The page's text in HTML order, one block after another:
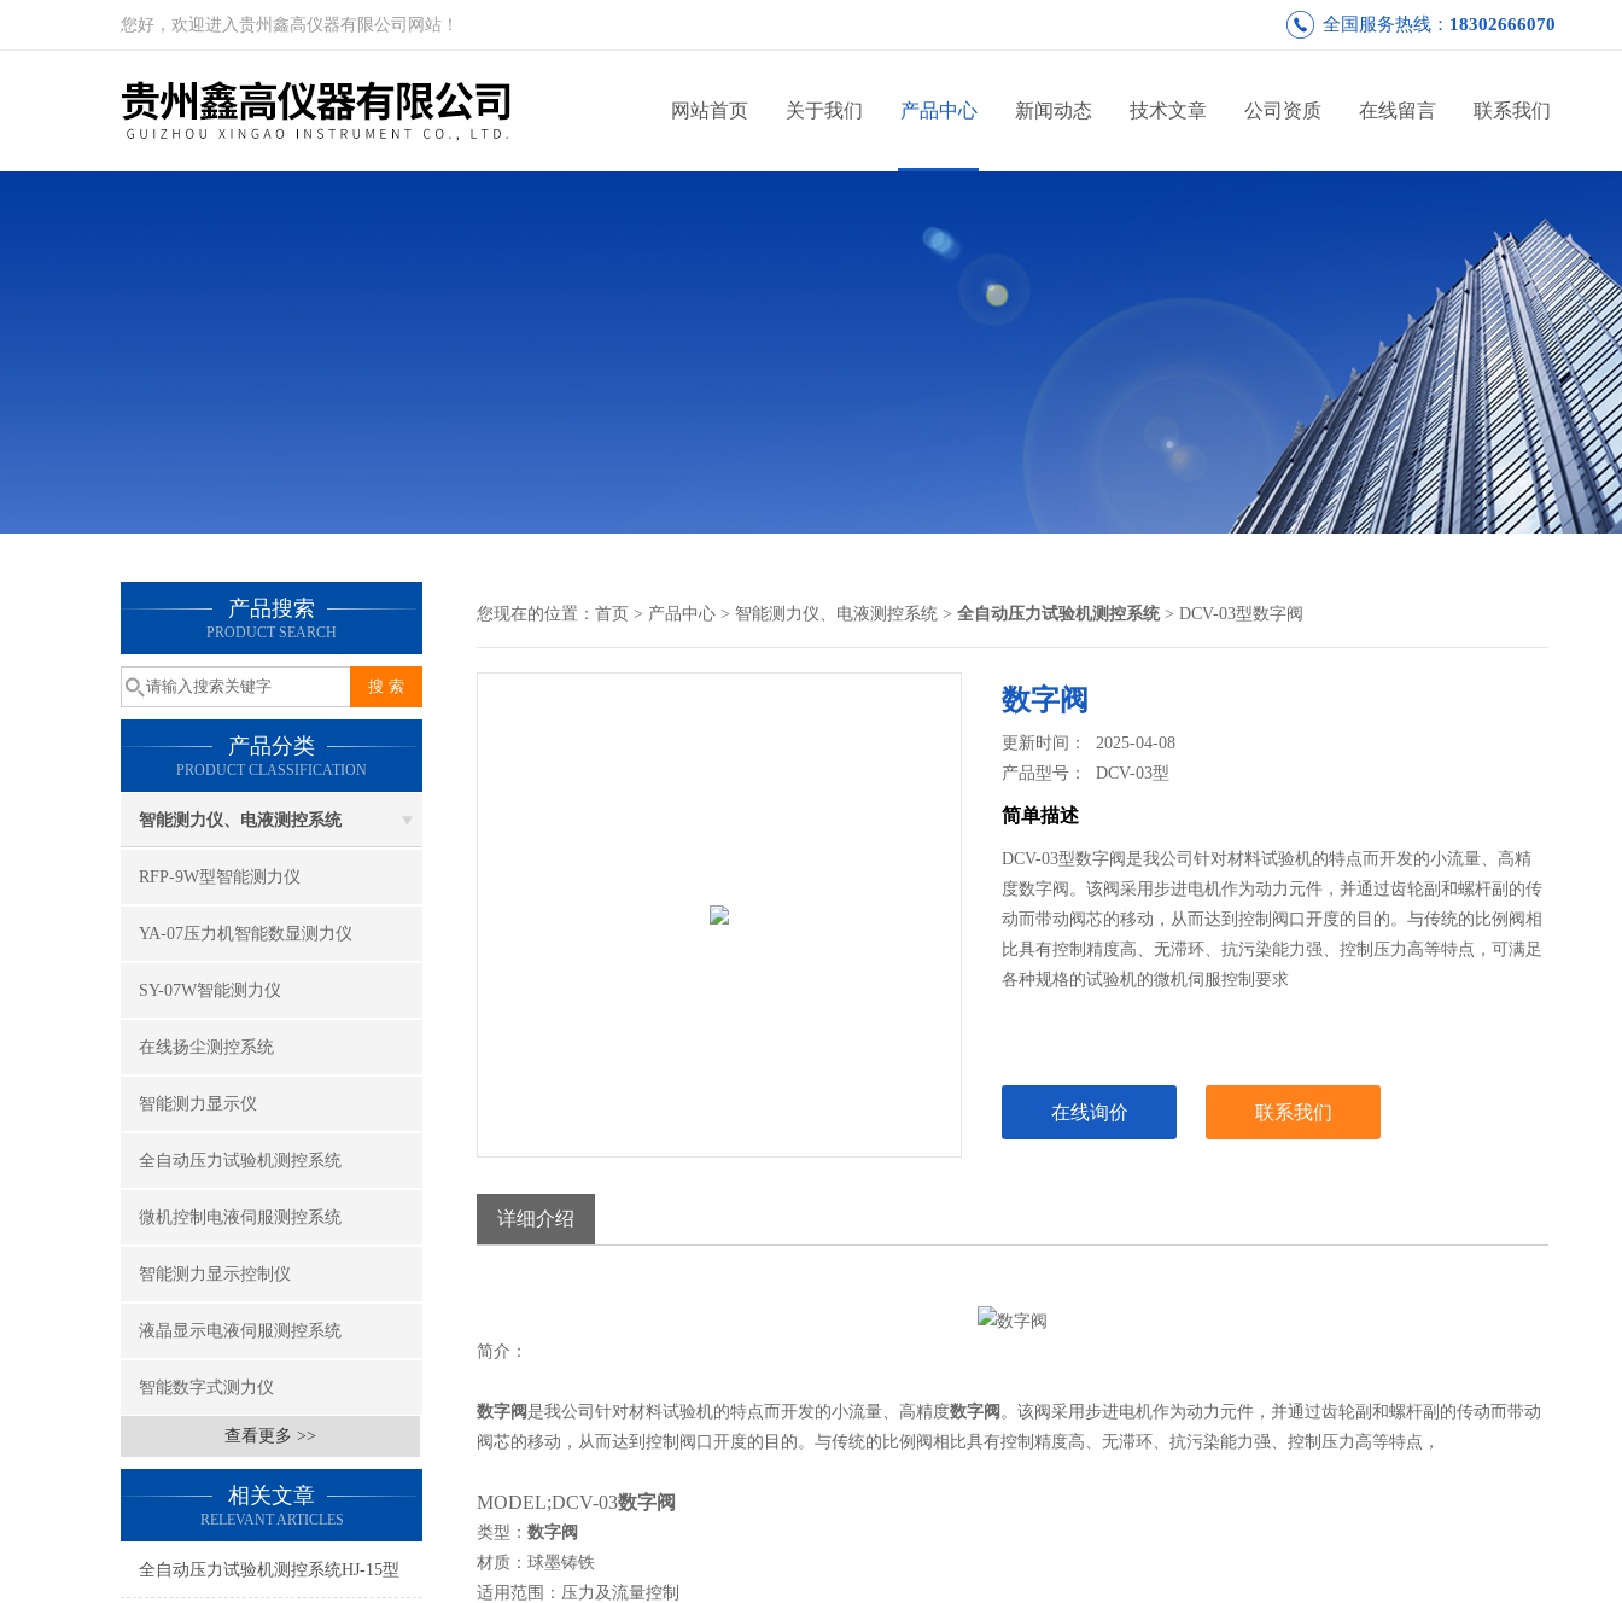
您好，欢迎进入贵州鑫高仪器有限公司网站！ 全国服务热线： 18302666070
网站首页 关于我们 产品中心 新闻动态 技术文章 公司资质 在线留言 联系我们
产品搜索
PRODUCT SEARCH
产品分类
PRODUCT CLASSIFICATION
智能测力仪、电液测控系统
RFP-9W型智能测力仪
YA-07压力机智能数显测力仪
SY-07W智能测力仪
在线扬尘测控系统
智能测力显示仪
全自动压力试验机测控系统
微机控制电液伺服测控系统
智能测力显示控制仪
液晶显示电液伺服测控系统
智能数字式测力仪
查看更多 >>
相关文章
RELEVANT ARTICLES
全自动压力试验机测控系统HJ-15型
您现在的位置： 首页 > 产品中心 > 智能测力仪、电液测控系统 > 全自动压力试验机测控系统> DCV-03型数字阀
数字阀
更新时间： 2025-04-08
产品型号：DCV-03型
简单描述
DCV-03型数字阀是我公司针对材料试验机的特点而开发的小流量、高精
度数字阀。该阀采用步进电机作为动力元件，并通过齿轮副和螺杆副的传
动而带动阀芯的移动，从而达到控制阀口开度的目的。与传统的比例阀相
比具有控制精度高、无滞环、抗污染能力强、控制压力高等特点，可满足
各种规格的试验机的微机伺服控制要求
在线询价 联系我们
详细介绍
简介：
数字阀是我公司针对材料试验机的特点而开发的小流量、高精度数字阀 。该阀采用步进电机作为动力元件，并通过齿轮副和螺杆副的传动而带动
阀芯的移动，从而达到控制阀口开度的目的。与传统的比例阀相比具有控制精度高、无滞环、抗污染能力强、控制压力高等特点，
MODEL;DCV-03数字阀
类型： 数字阀
材质：球墨铸铁
适用范围：压力及流量控制